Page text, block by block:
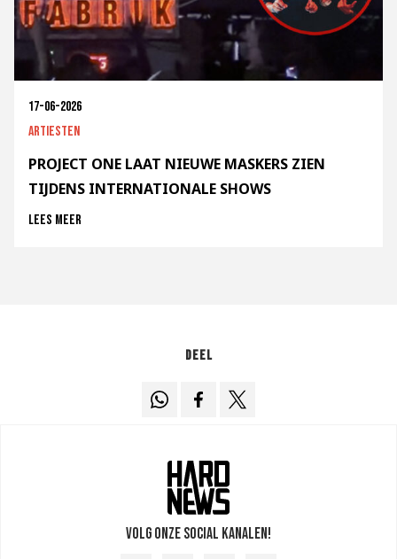
17-06-2026
Artiesten
PROJECT ONE LAAT NIEUWE MASKERS ZIEN
TIJDENS INTERNATIONALE SHOWS
Lees meer
Deel
Volg onze social kanalen!